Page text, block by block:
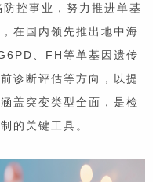
控事业，努力推进单基
在国内领先推出地中海
、FH等单基因遗传
诊断评估等方向，以提
盖突变类型全面，是检
的关键工具。